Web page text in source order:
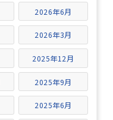
2026年6月
2026年3月
2025年12月
2025年9月
2025年6月